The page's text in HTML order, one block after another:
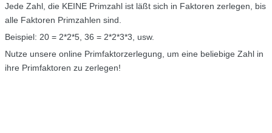
Jede Zahl, die KEINE Primzahl ist läßt sich in Faktoren zerlegen, bis
alle Faktoren Primzahlen sind.
Beispiel: 20 = 2*2*5, 36 = 2*2*3*3, usw.
Nutze unsere online Primfaktorzerlegung, um eine beliebige Zahl in
ihre Primfaktoren zu zerlegen!